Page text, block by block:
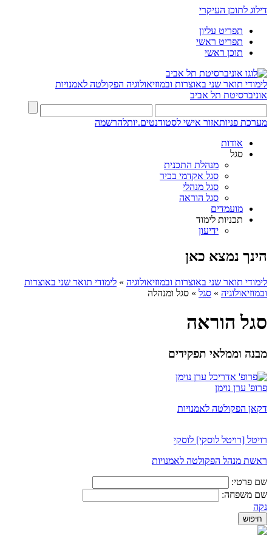
דילוג לתוכן העיקרי
תפריט עליון
תפריט ראשי
תוכן ראשי
לימודי תואר שני באוצרות ובמוזיאולוגיה הפקולטה לאמנויות
אוניברסיטת תל אביב
מערכת פניותאזור אישי לסטודנטים.יותלהרשמה
אודות
סגל
מנהלת התכנית
סגל אקדמי בכיר
סגל מנהלי
סגל הוראה
מועמדים
תכניות לימוד
ידיעון
הינך נמצא כאן
לימודי תואר שני באוצרות ובמוזיאולוגיה » לימודי תואר שני באוצרות
ובמוזיאולוגיה » סגל » סגל ומנהלה
סגל הוראה
מבנה וממלאי תפקידים
פרופ' ערן נוימן
דקאן הפקולטה לאמנויות
רויטל [רויטל לוסקי] לוסקי
ראשת מנהל הפקולטה לאמנויות
שם פרטי:
שם משפחה:
נקה